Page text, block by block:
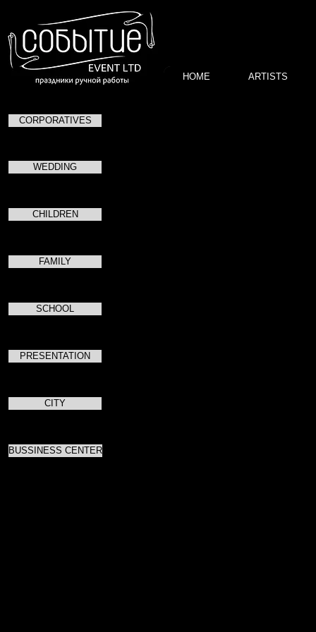
HOME ARTISTS
CORPORATIVES
WEDDING
CHILDREN
FAMILY
SCHOOL
PRESENTATION
CITY
BUSSINESS CENTER